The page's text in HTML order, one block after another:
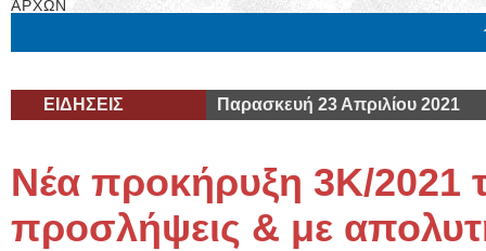
ΑΡΧΩΝ
ΕΙΔΗΣΕΙΣ Παρασκευή 23 Απριλίου 2021
Νέα προκήρυξη 3Κ/2021
προσλήψεις & με